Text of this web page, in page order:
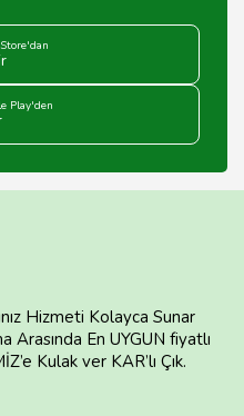
Play'den
Hizmeti Kolayca Sunar
En UYGUN fiyatlı
Kulak ver KAR’lı Çık.